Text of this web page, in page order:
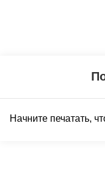
Начните печатать,